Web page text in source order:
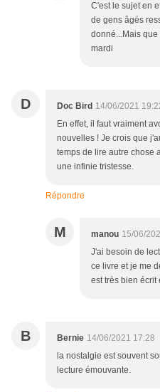
C'est le sujet en
de gens âgés
donné...Mais que
mardi
D Doc Bird 14/06/2021
En effet, il faut vraiment
nouvelles ! Je crois que
temps de lire autre chose
une infinie tristesse.
Répondre
M manou 15/06/
J'ai besoin de
ce livre et je me
est très bien écrit
B Bernie 14/06/2021 17:28
la nostalgie est souvent
lecture émouvante.